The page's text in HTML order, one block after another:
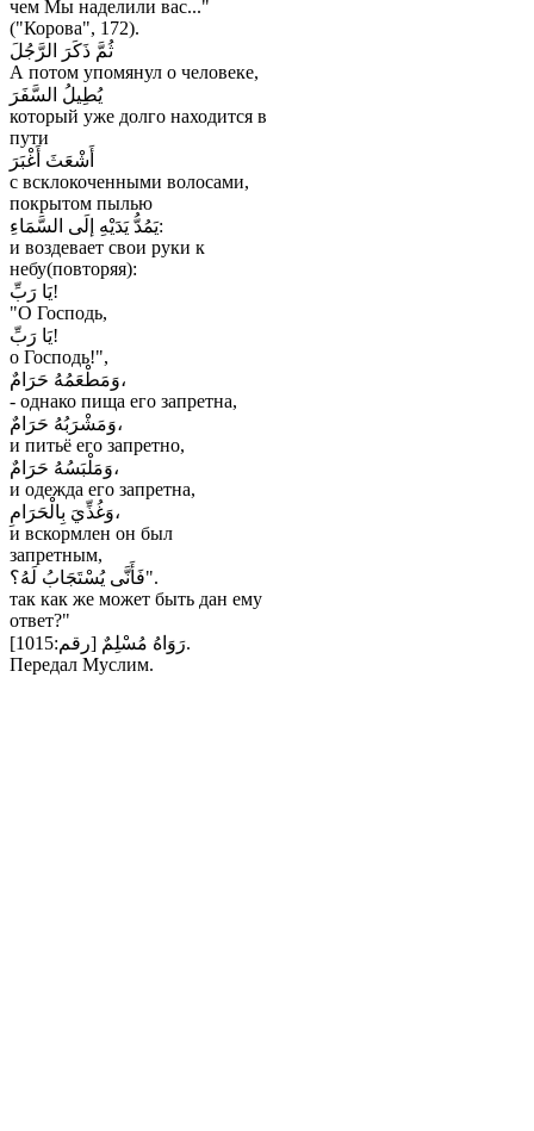
чем Мы наделили вас..."
("Корова", 172).
ثُمَّ ذَكَرَ الرَّجُلَ
А потом упомянул о человеке,
يُطِيلُ السَّفَرَ
который уже долго находится в
пути
أَشْعَثَ أَغْبَرَ
с всклокоченными волосами,
покрытом пылью
يَمُدُّ يَدَيْهِ إلَى السَّمَاءِ:
и воздевает свои руки к
небу(повторяя):
يَا رَبِّ!
"О Господь,
يَا رَبِّ!
о Господь!",
وَمَطْعَمُهُ حَرَامٌ،
- однако пища его запретна,
وَمَشْرَبُهُ حَرَامٌ،
и питьё его запретно,
وَمَلْبَسُهُ حَرَامٌ،
и одежда его запретна,
وَغُذِّيَ بِالْحَرَامِ،
и вскормлен он был
запретным,
فَأَنَّى يُسْتَجَابُ لَهُ؟".
так как же может быть дан ему
ответ?"
رَوَاهُ مُسْلِمٌ [رقم:1015].
Передал Муслим.